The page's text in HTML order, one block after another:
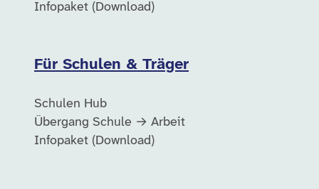
Infopaket (Download)
Für Schulen & Träger
Schulen Hub
Übergang Schule → Arbeit
Infopaket (Download)